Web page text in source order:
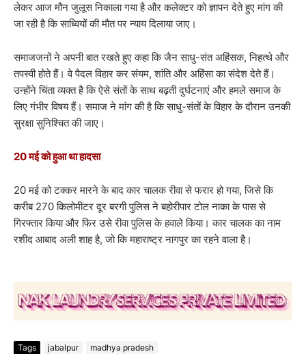
लेकर आज मौन जुलूस निकाला गया है और कलेक्टर को ज्ञापन देते हुए मांग की
जा रही है कि साध्वियों की मौत पर न्याय दिलाया जाए।
समाजजनों ने अपनी बात रखते हुए कहा कि जैन साधु-संत अहिंसक, निहत्थे और
तपस्वी होते हैं। वे पैदल विहार कर संयम, शांति और अहिंसा का संदेश देते हैं।
उन्होंने चिंता व्यक्त है कि ऐसे संतों के साथ बढ़ती दुर्घटनाएं और हमले समाज के
लिए गंभीर विषय हैं। समाज ने मांग की है कि साधु-संतों के विहार के दौरान उनकी
सुरक्षा सुनिश्चित की जाए।
20 मई को हुआ था हादसा
20 मई को टक्कर मारने के बाद कार चालक रीवा से फरार हो गया, जिसे कि
करीब 270 किलोमीटर दूर बरगी पुलिस ने बहोरीपार टोल नाका के पास से
गिरफ्तार किया और फिर उसे रीवा पुलिस के हवाले किया। कार चालक का नाम
रशीद आबाद अली शाह है, जो कि महाराष्ट्र नागपुर का रहने वाला है।
Tags jabalpur madhya pradesh